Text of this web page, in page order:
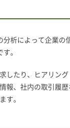
析によって企業の
。
したり、ヒアリン
、社内の取引履歴
す。